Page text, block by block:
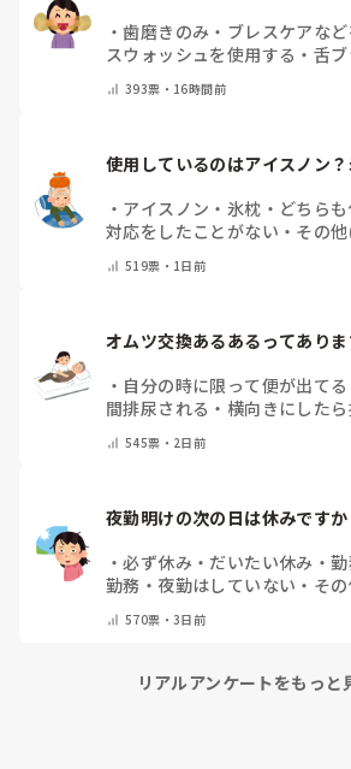
・歯磨きのみ ・ ブレスケアな
スウォッシュを使用する ・ 舌
いない・その他（コメントで教
393票・ 16時間前
使用しているのはアイスノン？
・ アイスノン ・ 氷枕 ・ どちら
対応をしたことがない ・ その
519票・ 1日前
オムツ交換あるあるってありま
・ 自分の時に限って便が出てる
間排尿される ・ 横向きにした
まっていると快感
545票・ 2日前
夜勤明けの次の日は休みですか
・必ず休み・ だいたい休み ・
勤務 ・ 夜勤はしていない ・ そ
570票・3日前
リアルアンケートをもっと